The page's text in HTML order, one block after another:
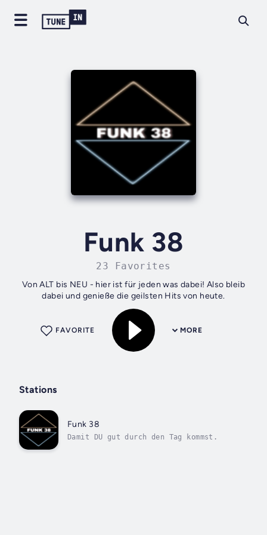
Funk 38
23 Favorites
Von ALT bis NEU - hier ist für jeden was dabei! Also bleib
dabei und genieße die geilsten Hits von heute.
MORE
FAVORITE
Stations
Funk 38
Damit DU gut durch den Tag kommst.